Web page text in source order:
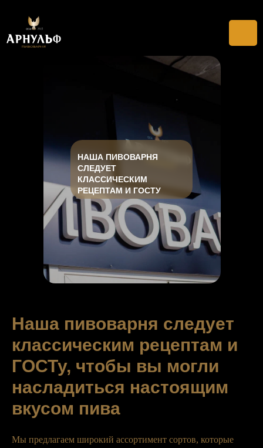
НАША ПИВОВАРНЯ
СЛЕДУЕТ
КЛАССИЧЕСКИМ
РЕЦЕПТАМ И ГОСТУ
Наша пивоварня следует
классическим рецептам и
ГОСТу, чтобы вы могли
насладиться настоящим
вкусом пива
Мы предлагаем широкий ассортимент сортов, которые